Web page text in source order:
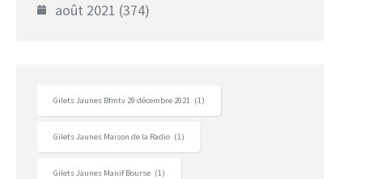
août 2021 (374)
Gilets Jaunes Bfmtv 29 décembre 2021 (1)
Gilets Jaunes Maison de la Radio (1)
Gilets Jaunes Manif Bourse (1)